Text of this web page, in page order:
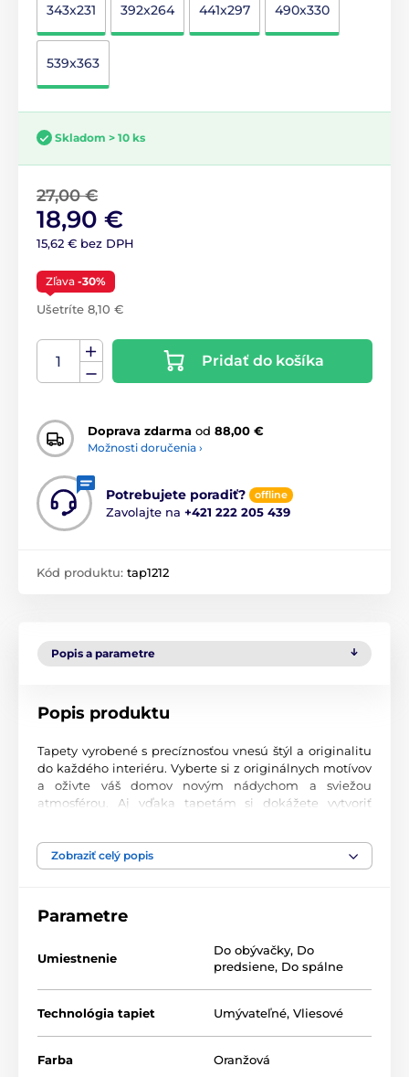
343x231 392x264 441x297 490x330
539x363
Skladom > 10 ks
27,00 €
18,90 €
15,62 € bez DPH
Zľava -30%
Ušetríte 8,10 €
Pridať do košíka
Doprava zdarma od 88,00 €
Možnosti doručenia ›
Potrebujete poradiť? offline
Zavolajte na +421 222 205 439
Kód produktu: tap1212
Popis a parametre
Popis produktu
Tapety vyrobené s precíznosťou vnesú štýl a originalitu
do každého interiéru. Vyberte si z originálnych motívov
a oživte váš domov novým nádychom a sviežou
atmosférou. Aj vďaka tapetám si dokážete vytvoriť
Najvyššia kvalita tlače
miestnosti. Tlačia sa na kvalitný vlies s jemným
technológii sa vyznačujú výbornou odolnosťou a
Dostupné rozmery a typy tapiet (v cm – šírka x
výška)
Zobraziť celý popis
Parametre
Umiestnenie
Do obývačky, Do
predsiene, Do spálne
Technológia tapiet Umývateľné, Vliesové
Farba Oranžová